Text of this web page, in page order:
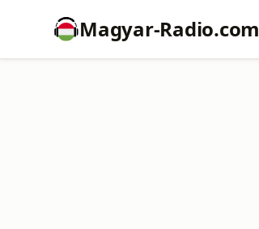
Magyar-Radio.com